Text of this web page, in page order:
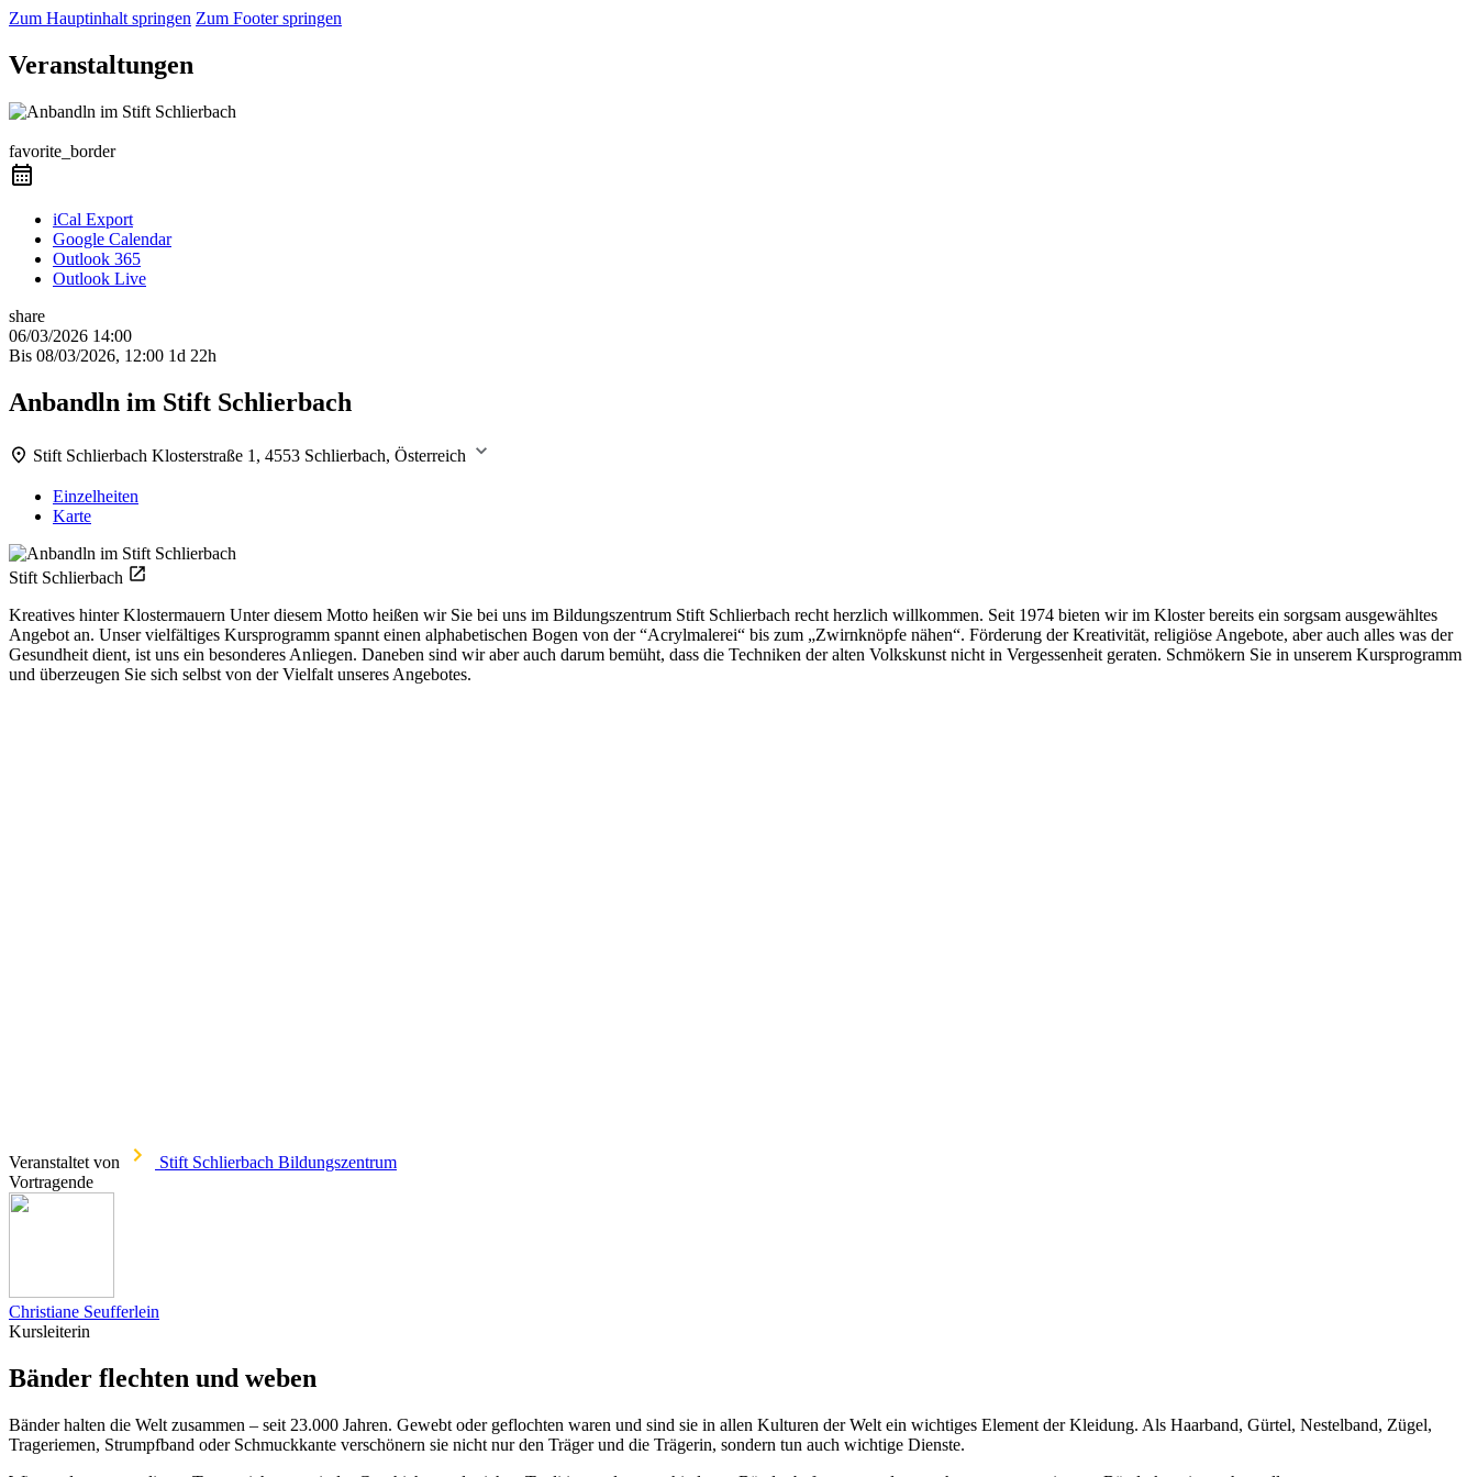
Zum Hauptinhalt springen Zum Footer springen
Veranstaltungen
favorite_border
iCal Export
Google Calendar
Outlook 365
Outlook Live
share
06/03/2026 14:00
Bis 08/03/2026, 12:00 1d 22h
Anbandln im Stift Schlierbach
Stift Schlierbach Klosterstraße 1, 4553 Schlierbach, Österreich
Einzelheiten
Karte
Stift Schlierbach
Kreatives hinter Klostermauern Unter diesem Motto heißen wir Sie bei uns im Bildungszentrum Stift Schlierbach recht herzlich willkommen. Seit 1974 bieten wir im Kloster bereits ein sorgsam ausgewähltes
Angebot an. Unser vielfältiges Kursprogramm spannt einen alphabetischen Bogen von der “Acrylmalerei“ bis zum „Zwirnknöpfe nähen“. Förderung der Kreativität, religiöse Angebote, aber auch alles was der
Gesundheit dient, ist uns ein besonderes Anliegen. Daneben sind wir aber auch darum bemüht, dass die Techniken der alten Volkskunst nicht in Vergessenheit geraten. Schmökern Sie in unserem Kursprogramm
und überzeugen Sie sich selbst von der Vielfalt unseres Angebotes.
Veranstaltet von
Stift Schlierbach Bildungszentrum
Vortragende
Christiane Seufferlein
Kursleiterin
Bänder flechten und weben
Bänder halten die Welt zusammen – seit 23.000 Jahren. Gewebt oder geflochten waren und sind sie in allen Kulturen der Welt ein wichtiges Element der Kleidung. Als Haarband, Gürtel, Nestelband, Zügel,
Trageriemen, Strumpfband oder Schmuckkante verschönern sie nicht nur den Träger und die Trägerin, sondern tun auch wichtige Dienste.